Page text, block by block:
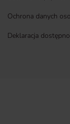
Ochrona danych
Deklaracja